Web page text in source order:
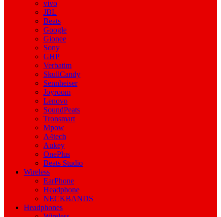
vivo
JBL
Beats
Google
Gionee
Sony
GHP
Verbatim
SkullCandy
Sennheiser
Joyroom
Lenovo
SoundPeats
Tronsmart
Mpow
A4tech
Aukey
OnePlus
Beats Studio
Wireless
EarPhone
Headphone
NECKBANDS
Headphones